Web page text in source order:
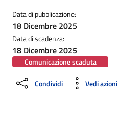
Data di pubblicazione:
18 Dicembre 2025
Data di scadenza:
18 Dicembre 2025
Comunicazione scaduta
Condividi Vedi azioni